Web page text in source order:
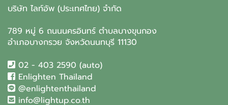
บริษัท ไลท์อัพ (ประเทศไทย) จำกัด
789 หมู่ 6 ถนนนครอินทร์ ตำบลบางขุนกอง
อำเภอบางกรวย จังหวัดนนทบุรี 11130
02 - 403 2590 (auto)
Enlighten Thailand
@enlightenthailand
info@lightup.co.th